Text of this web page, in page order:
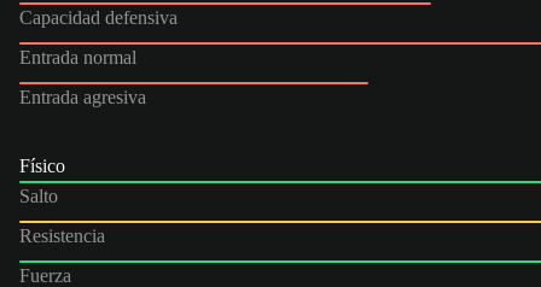
Capacidad defensiva
Entrada normal
Entrada agresiva
Físico
Salto
Resistencia
Fuerza